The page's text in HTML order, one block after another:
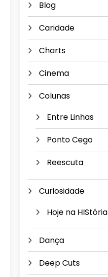
Blog
Caridade
Charts
Cinema
Colunas
Entre Linhas
Ponto Cego
Reescuta
Curiosidade
Hoje na HIStória
Dança
Deep Cuts